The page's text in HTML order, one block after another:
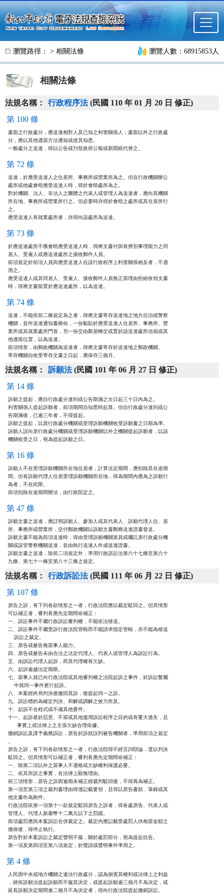
跳至主要內容
瀏覽路徑： > 相關法條 瀏覽人數：68915853人
相關法條
法規名稱： 行政程序法(民國 110 年 01 月 20 日 修正)
第 100 條
書面之行政處分，應送達相對人及已知之利害關係人；書面以外之行政處
分，應以其他適當方法通知或使其知悉。
一般處分之送達，得以公告或刊登政府公報或新聞紙代替之。
第 72 條
送達，於應受送達人之住居所、事務所或營業所為之。但在行政機關辦公
處所或他處會晤應受送達人時，得於會晤處所為之。
對於機關、法人、非法人之團體之代表人或管理人為送達者，應向其機關
所在地、事務所或營業所行之。但必要時亦得於會晤之處所或其住居所行
之。
應受送達人有就業處所者，亦得向該處所為送達。
第 73 條
於應送達處所不獲會晤應受送達人時，得將文書付與有辨別事理能力之同
居人、受雇人或應送達處所之接收郵件人員。
前項規定於前項人員與應受送達人在該行政程序上利害關係相反者，不適
用之。
應受送達人或其同居人、受雇人、接收郵件人員無正當理由拒絕收領文書
時，得將文書留置於應送達處所，以為送達。
第 74 條
送達，不能依前二條規定為之者，得將文書寄存送達地之地方自治或警察
機關，並作送達通知書兩份，一份黏貼於應受送達人住居所、事務所、營
業所或其就業處所門首，另一份交由鄰居轉交或置於該送達處所信箱或其
他適當位置，以為送達。
前項情形，由郵政機關為送達者，得將文書寄存於送達地之郵政機關。
寄存機關自收受寄存文書之日起，應保存三個月。
法規名稱： 訴願法(民國 101 年 06 月 27 日 修正)
第 14 條
訴願之提起，應自行政處分達到或公告期滿之次日起三十日內為之。
利害關係人提起訴願者，前項期間自知悉時起算。但自行政處分達到或公
告期滿後，已逾三年者，不得提起。
訴願之提起，以原行政處分機關或受理訴願機關收受訴願書之日期為準。
訴願人誤向原行政處分機關或受理訴願機關以外之機關提起訴願者，以該
機關收受之日，視為提起訴願之日。
第 16 條
訴願人不在受理訴願機關所在地住居者，計算法定期間，應扣除其在途期
間。但有訴願代理人住居受理訴願機關所在地，得為期間內應為之訴願行
為者，不在此限。
前項扣除在途期間辦法，由行政院定之。
第 47 條
訴願文書之送達，應註明訴願人、參加人或其代表人、訴願代理人住、居
所、事務所或營業所，交付郵政機關以訴願文書郵務送達證書發送。
訴願文書不能為前項送達時，得由受理訴願機關派員或囑託原行政處分機
關或該管警察機關送達，並由執行送達人作成送達證書。
訴願文書之送達，除前二項規定外，準用行政訴訟法第六十七條至第六十
九條、第七十一條至第八十三條之規定。
法規名稱： 行政訴訟法(民國 111 年 06 月 22 日 修正)
第 107 條
原告之訴，有下列各款情形之一者，行政法院應以裁定駁回之。但其情形
可以補正者，審判長應先定期間命補正：
一、訴訟事件不屬行政訴訟審判權，不能依法移送。
二、訴訟事件不屬受訴行政法院管轄而不能請求指定管轄，亦不能為移送
    訴訟之裁定。
三、原告或被告無當事人能力。
四、原告或被告未由合法之法定代理人、代表人或管理人為訴訟行為。
五、由訴訟代理人起訴，而其代理權有欠缺。
六、起訴逾越法定期限。
七、當事人就已向行政法院或其他審判權之法院起訴之事件，於訴訟繫屬
    中就同一事件更行起訴。
八、本案經終局判決後撤回其訴，復提起同一之訴。
九、訴訟標的為確定判決、和解或調解之效力所及。
十、起訴不合程式或不備其他要件。
十一、起訴基於惡意、不當或其他濫用訴訟程序之目的或有重大過失，且
      事實上或法律上之主張欠缺合理依據。
撤銷訴訟及課予義務訴訟，原告於訴狀誤列被告機關者，準用前項之規定
。
原告之訴，有下列各款情形之一者，行政法院得不經言詞辯論，逕以判決
駁回之。但其情形可以補正者，審判長應先定期間命補正：
一、除第二項以外之當事人不適格或欠缺權利保護必要。
二、依其所訴之事實，在法律上顯無理由。
前三項情形，原告之訴因逾期未補正經裁判駁回後，不得再為補正。
第一項至第三項之裁判書理由得僅記載要領，且得以原告書狀、筆錄或其
他文書作為附件。
行政法院依第一項第十一款規定駁回原告之訴者，得各處原告、代表人或
管理人、代理人新臺幣十二萬元以下之罰鍰。
前項處罰應與本案訴訟合併裁定之。裁定內應記載受處罰人供相當金額之
擔保後，得停止執行。
原告對於本案訴訟之裁定聲明不服，關於處罰部分，視為提起抗告。
第一項及第四項至第八項規定，於聲請或聲明事件準用之。
第 4 條
人民因中央或地方機關之違法行政處分，認為損害其權利或法律上之利益
，經依訴願法提起訴願而不服其決定，或提起訴願逾三個月不為決定，或
延長訴願決定期間逾二個月不為決定者，得向行政法院提起撤銷訴訟。